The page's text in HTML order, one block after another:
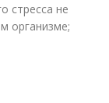
стресса не
организме;